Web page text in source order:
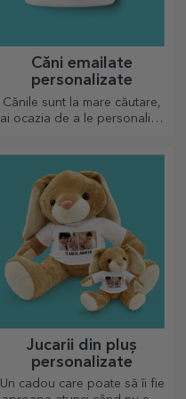
Căni emailate
personalizate
Cănile sunt la mare căutare,
ai ocazia de a le personaliza
Jucarii din pluș
personalizate
Un cadou care poate să îi fie